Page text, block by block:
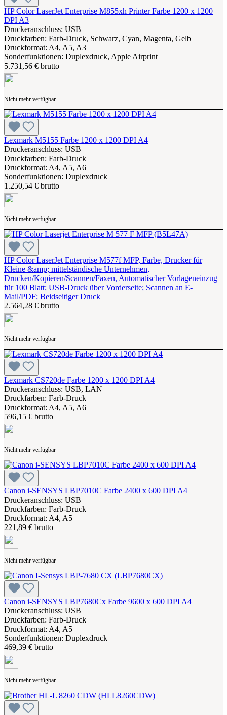
HP Color LaserJet Enterprise M855xh Printer Farbe 1200 x 1200
DPI A3
Druckeranschluss: USB
Druckfarben: Farb-Druck, Schwarz, Cyan, Magenta, Gelb
Druckformat: A4, A5, A3
Sonderfunktionen: Duplexdruck, Apple Airprint
5.731,56 € brutto
Nicht mehr verfügbar
Lexmark M5155 Farbe 1200 x 1200 DPI A4
Druckeranschluss: USB
Druckfarben: Farb-Druck
Druckformat: A4, A5, A6
Sonderfunktionen: Duplexdruck
1.250,54 € brutto
Nicht mehr verfügbar
HP Color LaserJet Enterprise M577f MFP, Farbe, Drucker für
Kleine &amp; mittelständische Unternehmen,
Drucken/Kopieren/Scannen/Faxen, Automatischer Vorlageneinzug
für 100 Blatt; USB-Druck über Vorderseite; Scannen an E-
Mail/PDF; Beidseitiger Druck
2.564,28 € brutto
Nicht mehr verfügbar
Lexmark CS720de Farbe 1200 x 1200 DPI A4
Druckeranschluss: USB, LAN
Druckfarben: Farb-Druck
Druckformat: A4, A5, A6
596,15 € brutto
Nicht mehr verfügbar
Canon i-SENSYS LBP7010C Farbe 2400 x 600 DPI A4
Druckeranschluss: USB
Druckfarben: Farb-Druck
Druckformat: A4, A5
221,89 € brutto
Nicht mehr verfügbar
Canon i-SENSYS LBP7680Cx Farbe 9600 x 600 DPI A4
Druckeranschluss: USB
Druckfarben: Farb-Druck
Druckformat: A4, A5
Sonderfunktionen: Duplexdruck
469,39 € brutto
Nicht mehr verfügbar